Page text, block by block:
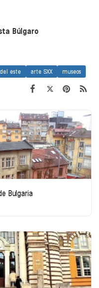
Búlgaro
este arte SXX museos
Bulgaria